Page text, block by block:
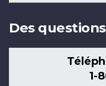
Des
1-